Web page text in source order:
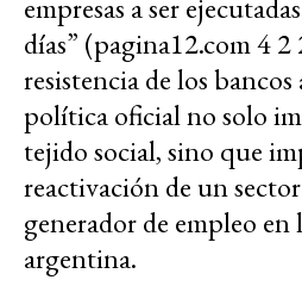
empresas a ser
días” (pagina12.com 4
resistencia de los bancos
política oficial no solo
tejido social, sino que
reactivación de un
generador de empleo en
argentina.